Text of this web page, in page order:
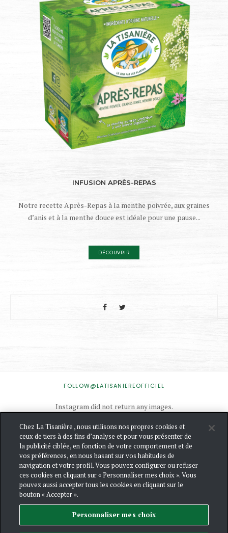
INFUSION APRÈS-REPAS
Notre recette Après-Repas à la menthe poivrée, aux graines
d’anis et à la menthe douce est idéale pour une pause...
DÉCOUVRIR
FOLLOW@LATISANIEREOFFICIEL
Instagram did not return any images.
NOUS
CONTACTER
MENTIONS
LÉGALES
GESTION
DES
Chez La Tisanière , nous utilisons nos propres cookies et
ceux de tiers à des fins d’analyse et pour vous présenter de
la publicité ciblée, en fonction de votre comportement et de
vos préférences, en nous basant sur vos habitudes de
navigation et votre profil. Vous pouvez configurer ou refuser
ces cookies en cliquant sur « Personnaliser mes choix ». Vous
pouvez aussi accepter tous les cookies en cliquant sur le
bouton « Accepter ».
Personnaliser mes choix